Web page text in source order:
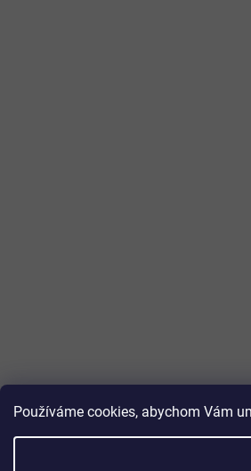
Používáme cookies, abychom Vám